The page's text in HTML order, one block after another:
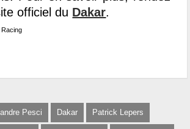
officiel du Dakar.
Racing
Pesci Dakar Patrick Lepers